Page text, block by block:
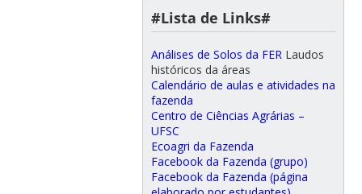
#Lista de Links#
Análises de Solos da FER Laudos
históricos da áreas
Calendário de aulas e atividades na
fazenda
Centro de Ciências Agrárias –
UFSC
Ecoagri da Fazenda
Facebook da Fazenda (grupo)
Facebook da Fazenda (página